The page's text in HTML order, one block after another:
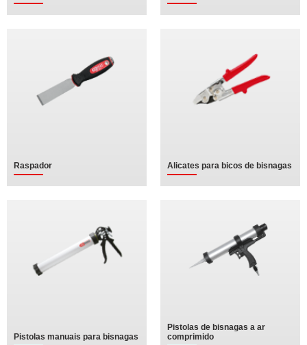
Raspador Alicates para bicos de bisnagas
Pistolas manuais para bisnagas
Pistolas de bisnagas a ar
comprimido